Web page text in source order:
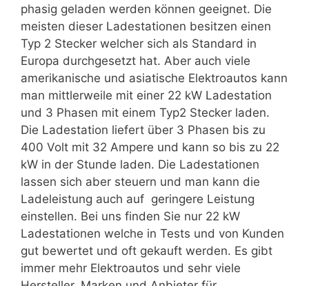
phasig geladen werden können geeignet. Die
meisten dieser Ladestationen besitzen einen
Typ 2 Stecker welcher sich als Standard in
Europa durchgesetzt hat. Aber auch viele
amerikanische und asiatische Elektroautos kann
man mittlerweile mit einer 22 kW Ladestation
und 3 Phasen mit einem Typ2 Stecker laden.
Die Ladestation liefert über 3 Phasen bis zu
400 Volt mit 32 Ampere und kann so bis zu 22
kW in der Stunde laden. Die Ladestationen
lassen sich aber steuern und man kann die
Ladeleistung auch auf geringere Leistung
einstellen. Bei uns finden Sie nur 22 kW
Ladestationen welche in Tests und von Kunden
gut bewertet und oft gekauft werden. Es gibt
immer mehr Elektroautos und sehr viele